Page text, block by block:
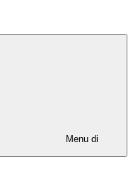
Menu di